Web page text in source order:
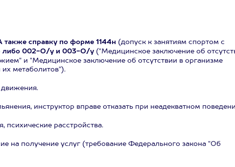
также справку по форме 1144н (допуск к занятиям спортом с
либо 002-О/у и 003-О/у ("Медицинское заключение об
и "Медицинское заключение об отсутствии в организме
их метаболитов").
движения.
инструктор вправе отказать при неадекватном
психические расстройства.
на получение услуг (требование Федерального закона "Об